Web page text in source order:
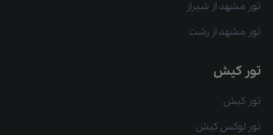
تور مشهد از شیراز
تور مشهد از رشت
تور کیش
تور کیش
تور لوکس کیش